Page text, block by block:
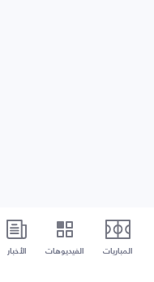
المباريات الفيديوهات الأخبار